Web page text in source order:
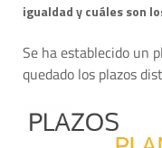
igualdad y cuáles son
Se ha establecido un
quedado los plazos